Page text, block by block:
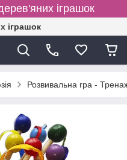
іграшок
іграшок
Розвивальна гра -